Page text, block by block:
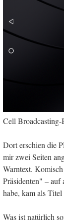
Cell
Dort erschien die
mir zwei Seiten
Warntext.
Präsidenten" – auf
habe, kam als
Was ist natürlich